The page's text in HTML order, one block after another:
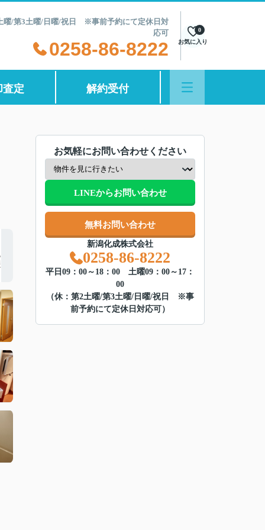
曜/第3土曜/日曜/祝日 ※事前予約にて定休日対
応可
0258-86-8222 お気に入り
0
査定 解約受付
お気軽にお問い合わせください
LINEからお問い合わせ
無料お問い合わせ
新潟化成株式会社
0258-86-8222
平日09：00～18：00 土曜09：00～17：
00
（休：第2土曜/第3土曜/日曜/祝日 ※事
前予約にて定休日対応可）